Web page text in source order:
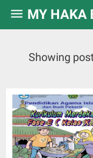
MY HAKA
Showing